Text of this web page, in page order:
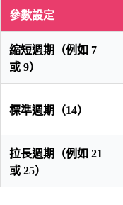
參數設定
縮短週期（例如 7
或 9）
標準週期（14）
拉長週期（例如 21
或 25）